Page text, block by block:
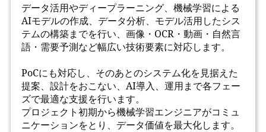
データ活用やディープラーニング、機械学習による
AIモデルの作成、データ分析、モデル活用したシス
テムの構築までを行い、画像・OCR・動画・自然言
語・需要予測など幅広い技術要素に対応します。
PoCにも対応し、そのあとのシステム化を見据えた
提案、設計をおこない、AI導入、運用まで各フェー
ズで最適な支援を行います。
プロジェクト初期から機械学習エンジニアがコミュ
ニケーションをとり、データ価値を最大化します。